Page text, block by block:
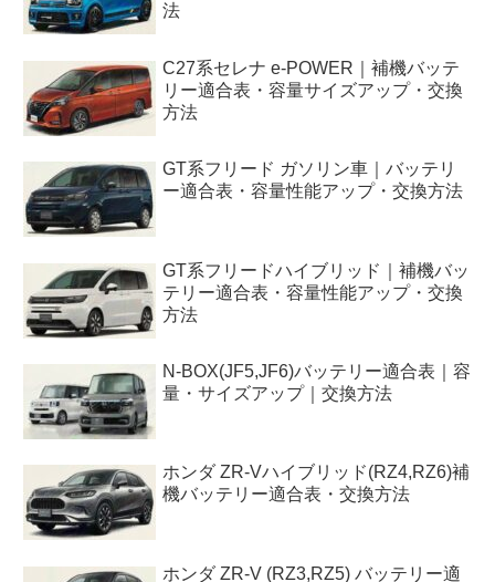
法
C27系セレナ e-POWER｜補機バッテ
リー適合表・容量サイズアップ・交換
方法
GT系フリード ガソリン車｜バッテリ
ー適合表・容量性能アップ・交換方法
GT系フリードハイブリッド｜補機バッ
テリー適合表・容量性能アップ・交換
方法
N-BOX(JF5,JF6)バッテリー適合表｜容
量・サイズアップ｜交換方法
ホンダ ZR-Vハイブリッド(RZ4,RZ6)補
機バッテリー適合表・交換方法
ホンダ ZR-V (RZ3,RZ5) バッテリー適